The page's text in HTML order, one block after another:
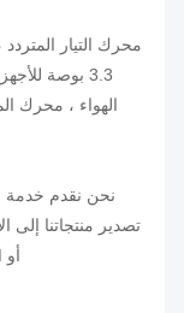
محرك التيار المتردد
3.3 بوصة للأجهزة
الهواء ، محرك
نحن نقدم خدمة